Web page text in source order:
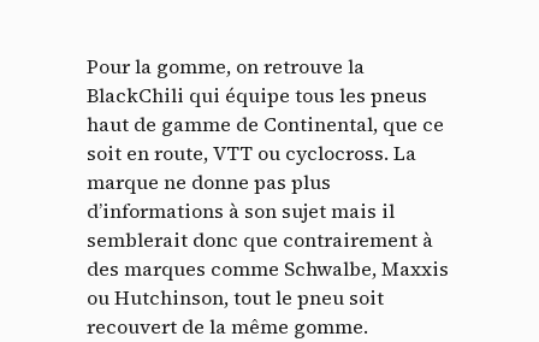
Pour la gomme, on retrouve la
BlackChili qui équipe tous les pneus
haut de gamme de Continental, que ce
soit en route, VTT ou cyclocross. La
marque ne donne pas plus
d’informations à son sujet mais il
semblerait donc que contrairement à
des marques comme Schwalbe, Maxxis
ou Hutchinson, tout le pneu soit
recouvert de la même gomme.